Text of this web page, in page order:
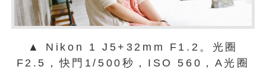
▲ Nikon 1 J5+32mm F1.2。光圈
F2.5，快門1/500秒，ISO 560，A光圈